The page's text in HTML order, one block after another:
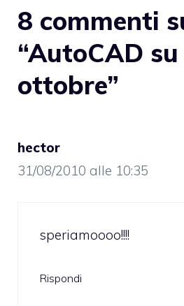
8 commenti
“AutoCAD
ottobre”
hector
31/08/2010 alle 10:35
speriamoooo!!!!
Rispondi